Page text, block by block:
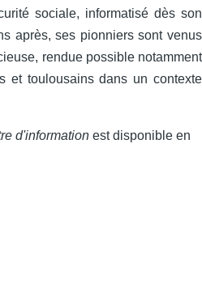
sociale, informatisé dès son
après, ses pionniers sont venus
rendue possible notamment
et toulousains dans un contexte
d'information est disponible en